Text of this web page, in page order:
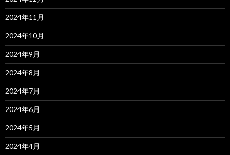
2024年11月
2024年10月
2024年9月
2024年8月
2024年7月
2024年6月
2024年5月
2024年4月